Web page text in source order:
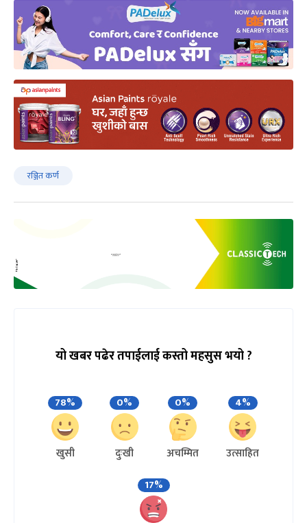
रञ्जित कर्ण
यो खबर पढेर तपाईलाई कस्तो महसुस भयो ?
78%
खुसी
0%
दुःखी
0%
अचम्मित
4%
उत्साहित
17%